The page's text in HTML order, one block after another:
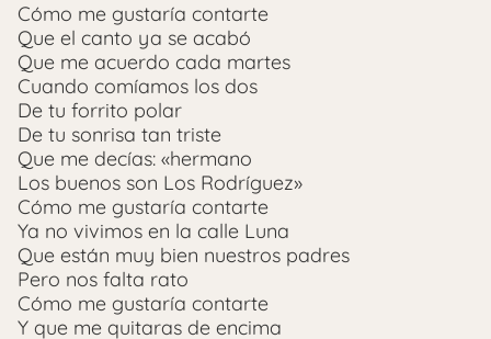
Cómo me gustaría contarte
Que el canto ya se acabó
Que me acuerdo cada martes
Cuando comíamos los dos
De tu forrito polar
De tu sonrisa tan triste
Que me decías: «hermano
Los buenos son Los Rodríguez»
Cómo me gustaría contarte
Ya no vivimos en la calle Luna
Que están muy bien nuestros padres
Pero nos falta rato
Cómo me gustaría contarte
Y que me quitaras de encima